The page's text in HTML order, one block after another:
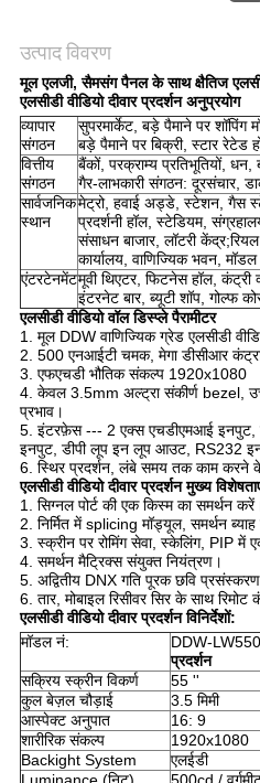
POLICY
उत्पाद विवरण
मूल एलजी, सैमसंग पैनल के साथ क्षैतिज
एलसीडी वीडियो दीवार प्रदर्शन अनुप्रयोग
व्यापार
संगठन
सुपरमार्केट, बड़े पैमाने पर
बड़े पैमाने पर बिक्री, स्टार रेटेड
वित्तीय
संगठन
बैंकों, परक्राम्य प्रतिभूतियों, धन,
गैर-लाभकारी संगठन: दूरसंचार,
सार्वजनिक
स्थान
मेट्रो, हवाई अड्डे, स्टेशन, गैस
प्रदर्शनी हॉल, स्टेडियम,
संसाधन बाजार, लॉटरी
कार्यालय, वाणिज्यिक भवन,
एंटरटेनमेंटमूवी थिएटर, फिटनेस हॉल,
इंटरनेट बार, ब्यूटी शॉप, गोल्फ
एलसीडी वीडियो वॉल डिस्प्ले पैरामीटर
1. मूल DDW वाणिज्यिक ग्रेड एलसीडी
2. 500 एनआईटी चमक, मेगा डीसीआर
3. एफएचडी भौतिक संकल्प 1920x1080
4. केवल 3.5mm अल्ट्रा संकीर्ण bezel, उच्च
प्रभाव।
5. इंटरफ़ेस --- 2 एक्स एचडीएमआई इनपुट,
इनपुट, डीपी लूप इन लूप आउट, RS232
6. स्थिर प्रदर्शन, लंबे समय तक काम करने
एलसीडी वीडियो दीवार प्रदर्शन मुख्य
1. सिग्नल पोर्ट की एक किस्म का समर्थन
2. निर्मित में splicing मॉड्यूल, समर्थन ब्याह
3. स्क्रीन पर रोमिंग सेवा, स्केलिंग, PIP में
4. समर्थन मैट्रिक्स संयुक्त नियंत्रण।
5. अद्वितीय DNX गति पूरक छवि प्रसंस्करण
6. तार, मोबाइल रिसीवर सिर के साथ रिमोट
एलसीडी वीडियो दीवार प्रदर्शन विनिर्देशों:
मॉडल नं:
DDW-
प्रदर्शन
सक्रिय स्क्रीन विकर्ण
55 ''
कुल बेज़ल चौड़ाई
3.5 मिमी
आस्पेक्ट अनुपात
16: 9
शारीरिक संकल्प
1920x1080
Backight System
एलईडी